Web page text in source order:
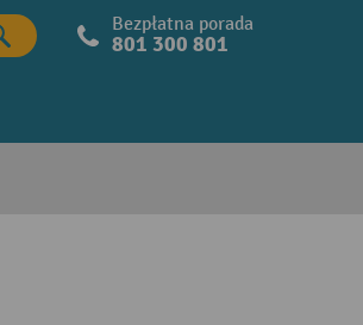
Bezpłatna porada
801 300 801